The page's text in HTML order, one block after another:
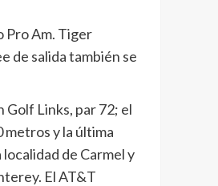
Pro Am. Tiger
de salida también se
Links, par 72; el
metros y la última
de Carmel y
El AT&T